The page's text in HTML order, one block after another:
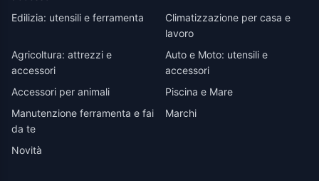
Edilizia: utensili e ferramenta
Climatizzazione per casa e
lavoro
Agricoltura: attrezzi e
accessori
Auto e Moto: utensili e
accessori
Accessori per animali
Piscina e Mare
Manutenzione ferramenta e fai
da te
Marchi
Novità